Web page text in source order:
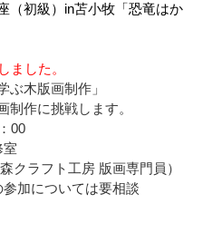
（初級）in苫小牧「恐竜はか
ました。
ぶ木版画制作」
制作に挑戦します。
00
室
クラフト工房 版画専門員）
加については要相談